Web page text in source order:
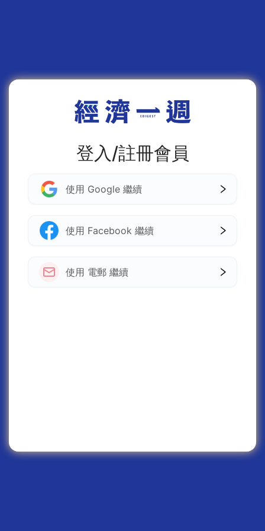
登入/註冊會員
使用 Google 繼續
使用 Facebook 繼續
使用 電郵 繼續